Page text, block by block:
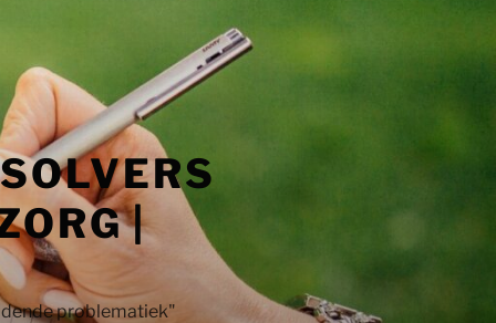
|
problematiek"​